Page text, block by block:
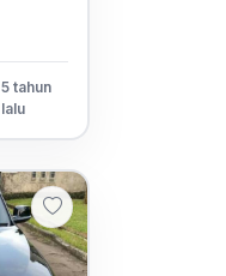
5 tahun
lalu